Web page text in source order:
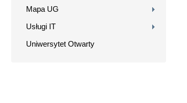
Mapa UG
Usługi IT
Uniwersytet Otwarty